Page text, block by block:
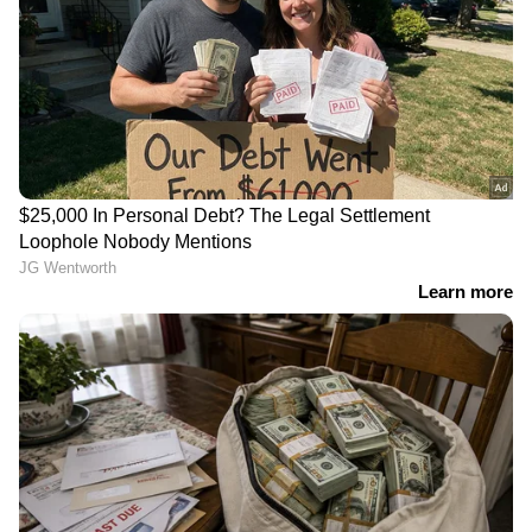
ഇതു കണ്ട് അവിടെയുണ്ടായിരുന്ന ചിലർകൂടി
ചെറുപ്പക്കാരുടെ സഹായത്തിനെത്തുന്നു.
ഒടുവിൽ എല്ലാവരും ചേർന്ന് പശുവിനെ
എടുത്തുയർത്തി എഴുന്നേൽപ്പിച്ച് വിടുന്നതാണ്
വീഡിയോ. ദൃശ്യങ്ങൾ വൈറലായതോടെ വലിയ
അഭിനന്ദനമാണ് ചെറുപ്പക്കാരുടെ നല്ല മനസ്സിന്
കേരള പൊലീസ്; അര്‍ജുന്‍
ആയങ്കി 14 ദിവസം റിമാന്‍ഡില്‍